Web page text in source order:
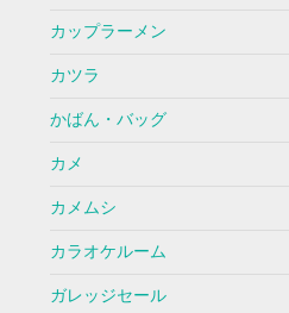
カップラーメン
カツラ
かばん・バッグ
カメ
カメムシ
カラオケルーム
ガレッジセール